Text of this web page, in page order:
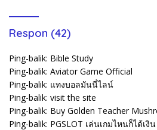
Respon (42)
Ping-balik: Bible Study
Ping-balik: Aviator Game Official
Ping-balik: แทงบอลมันนี่ไลน์
Ping-balik: visit the site
Ping-balik: Buy Golden Teacher
Ping-balik: PGSLOT เล่นเกมไหนก็ได้เงิน